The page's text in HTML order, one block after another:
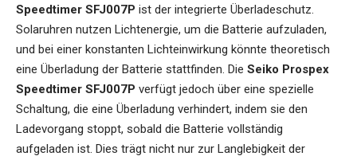
Speedtimer SFJ007P ist der integrierte Überladeschutz.
Solaruhren nutzen Lichtenergie, um die Batterie aufzuladen,
und bei einer konstanten Lichteinwirkung könnte theoretisch
eine Überladung der Batterie stattfinden. Die Seiko Prospex
Speedtimer SFJ007P verfügt jedoch über eine spezielle
Schaltung, die eine Überladung verhindert, indem sie den
Ladevorgang stoppt, sobald die Batterie vollständig
aufgeladen ist. Dies trägt nicht nur zur Langlebigkeit der